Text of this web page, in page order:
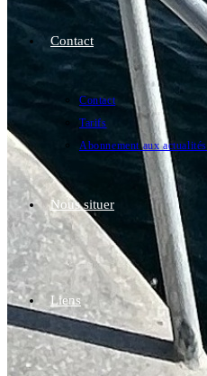
Contact
Contact
Tarifs
Abonnement aux actualités
Nous situer
Liens